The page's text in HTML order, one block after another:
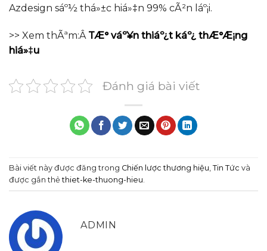
Azdesign sáº½ thá»±c hiá»‡n 99% cÃ²n láº¡i.
>> Xem thÃªm:Â TÆ° váº¥n thiáº¿t káº¿ thÆ°Æ¡ng
hiá»‡u
Đánh giá bài viết
Bài viết này được đăng trong Chiến lược thương hiệu Tin Tức và
được gắn thẻthiet-ke-thuong-hieu
ADMIN